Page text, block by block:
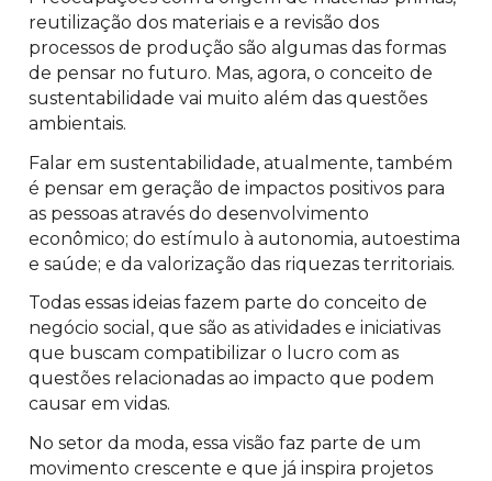
reutilização dos materiais e a revisão dos
processos de produção são algumas das formas
de pensar no futuro. Mas, agora, o conceito de
sustentabilidade vai muito além das questões
ambientais.
Falar em sustentabilidade, atualmente, também
é pensar em geração de impactos positivos para
as pessoas através do desenvolvimento
econômico; do estímulo à autonomia, autoestima
e saúde; e da valorização das riquezas territoriais.
Todas essas ideias fazem parte do conceito de
negócio social, que são as atividades e iniciativas
que buscam compatibilizar o lucro com as
questões relacionadas ao impacto que podem
causar em vidas.
No setor da moda, essa visão faz parte de um
movimento crescente e que já inspira projetos